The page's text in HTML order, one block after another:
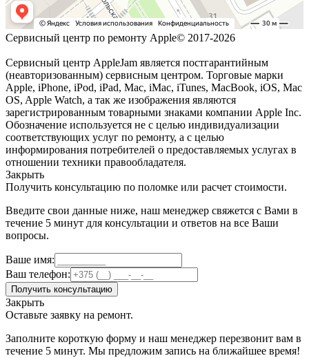
Сервисный центр по ремонту Apple© 2017-2026
Сервисный центр AppleJam является постгарантийным
(неавторизованным) сервисным центром. Торговые марки
Apple, iPhone, iPod, iPad, Mac, iMac, iTunes, MacBook, iOS, Mac
OS, Apple Watch, а так же изображения являются
зарегистрированным товарными знаками компании Apple Inc.
Обозначение используется не с целью индивидуализации
соответствующих услуг по ремонту, а с целью
информирования потребителей о предоставляемых услугах в
отношении техники правообладателя.
Закрыть
Получить консультацию по поломке или расчет стоимости.
Введите свои данные ниже, наш менеджер свяжется с Вами в
течение 5 минут для консультации и ответов на все Ваши
вопросы.
Ваше имя:
Ваш телефон:
Получить консультацию
Закрыть
Оставьте заявку на ремонт.
Заполните короткую форму и наш менеджер перезвонит вам в
течение 5 минут. Мы предложим запись на ближайшее время!